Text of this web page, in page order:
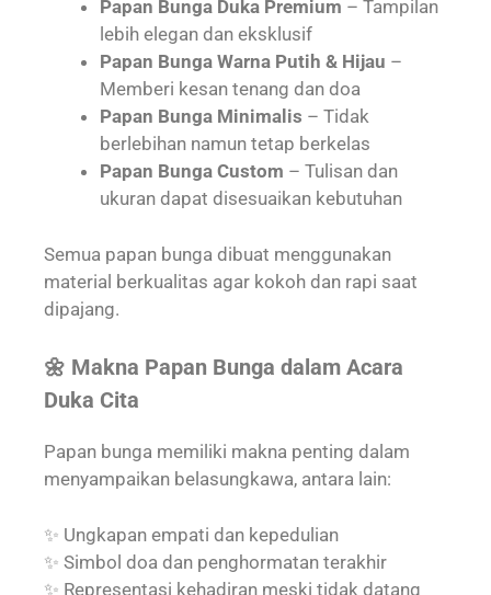
Papan Bunga Duka Premium – Tampilan
lebih elegan dan eksklusif
Papan Bunga Warna Putih & Hijau –
Memberi kesan tenang dan doa
Papan Bunga Minimalis – Tidak
berlebihan namun tetap berkelas
Papan Bunga Custom – Tulisan dan
ukuran dapat disesuaikan kebutuhan
Semua papan bunga dibuat menggunakan
material berkualitas agar kokoh dan rapi saat
dipajang.
🌼 Makna Papan Bunga dalam Acara
Duka Cita
Papan bunga memiliki makna penting dalam
menyampaikan belasungkawa, antara lain:
✨ Ungkapan empati dan kepedulian
✨ Simbol doa dan penghormatan terakhir
✨ Representasi kehadiran meski tidak datang